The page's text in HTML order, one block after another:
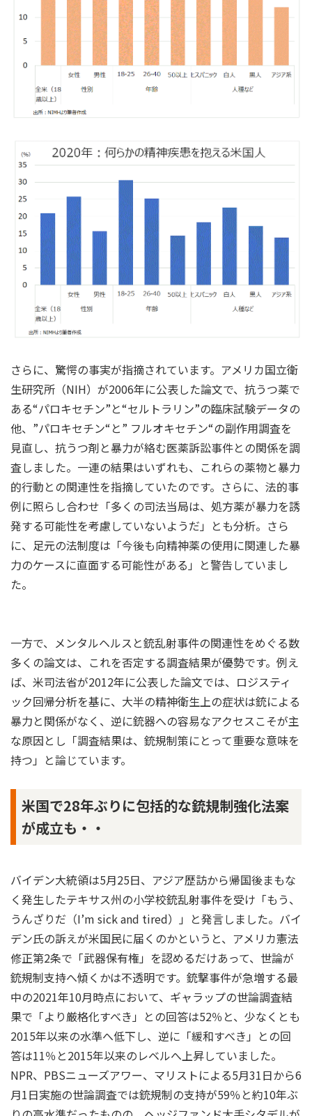
さらに、驚愕の事実が指摘されています。アメリカ国立衛
生研究所（NIH）が2006年に公表した論文で、抗うつ薬で
ある“パロキセチン”と“セルトラリン”の臨床試験データの
他、”パロキセチン“と” フルオキセチン“の副作用調査を
見直し、抗うつ剤と暴力が絡む医薬訴訟事件との関係を調
査しました。一連の結果はいずれも、これらの薬物と暴力
的行動との関連性を指摘していたのです。さらに、法的事
例に照らし合わせ「多くの司法当局は、処方薬が暴力を誘
発する可能性を考慮していないようだ」とも分析。さら
に、足元の法制度は「今後も向精神薬の使用に関連した暴
力のケースに直面する可能性がある」と警告していまし
た。
一方で、メンタルヘルスと銃乱射事件の関連性をめぐる数
多くの論文は、これを否定する調査結果が優勢です。例え
ば、米司法省が2012年に公表した論文では、ロジスティ
ック回帰分析を基に、大半の精神衛生上の症状は銃による
暴力と関係がなく、逆に銃器への容易なアクセスこそが主
な原因とし「調査結果は、銃規制策にとって重要な意味を
持つ」と論じています。
米国で28年ぶりに包括的な銃規制強化法案
が成立も・・
バイデン大統領は5月25日、アジア歴訪から帰国後まもな
く発生したテキサス州の小学校銃乱射事件を受け「もう、
うんざりだ（I’m sick and tired）」と発言しました。バイ
デン氏の訴えが米国民に届くのかというと、アメリカ憲法
修正第2条で「武器保有権」を認めるだけあって、世論が
銃規制支持へ傾くかは不透明です。銃撃事件が急増する最
中の2021年10月時点において、ギャラップの世論調査結
果で「より厳格化すべき」との回答は52％と、少なくとも
2015年以来の水準へ低下し、逆に「緩和すべき」との回
答は11％と2015年以来のレベルへ上昇していました。
NPR、PBSニューズアワー、マリストによる5月31日から6
月1日実施の世論調査では銃規制の支持が59％と約10年ぶ